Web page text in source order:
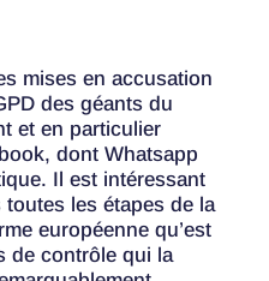
mises en accusation
des géants du
et en particulier
dont Whatsapp
Il est intéressant
les étapes de la
européenne qu’est
de contrôle qui la